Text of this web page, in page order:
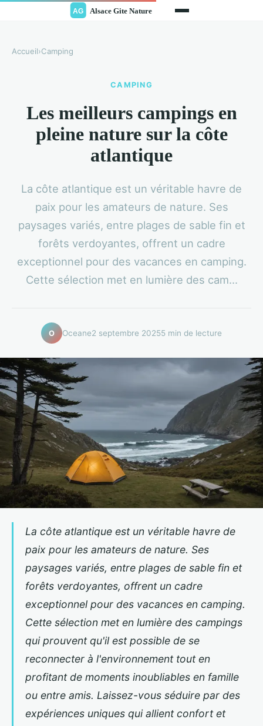
Accueil›Camping
CAMPING
Les meilleurs campings en
pleine nature sur la côte
atlantique
La côte atlantique est un véritable havre de
paix pour les amateurs de nature. Ses
paysages variés, entre plages de sable fin et
forêts verdoyantes, offrent un cadre
exceptionnel pour des vacances en camping.
Cette sélection met en lumière des cam...
O Oceane2 septembre 20255 min de lecture
La côte atlantique est un véritable havre de
paix pour les amateurs de nature. Ses
paysages variés, entre plages de sable fin et
forêts verdoyantes, offrent un cadre
exceptionnel pour des vacances en camping.
Cette sélection met en lumière des campings
qui prouvent qu'il est possible de se
reconnecter à l'environnement tout en
profitant de moments inoubliables en famille
ou entre amis. Laissez-vous séduire par des
expériences uniques qui allient confort et